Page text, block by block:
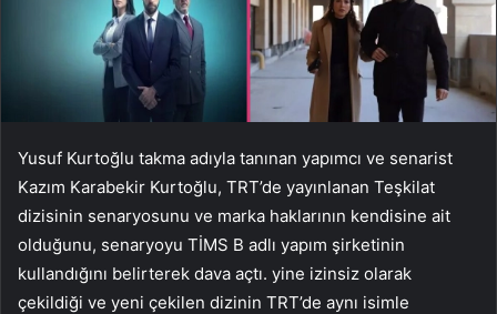
Yusuf Kurtoğlu takma adıyla tanınan yapımcı ve senarist
Kazım Karabekir Kurtoğlu, TRT’de yayınlanan Teşkilat
dizisinin senaryosunu ve marka haklarının kendisine ait
olduğunu, senaryoyu TİMS B adlı yapım şirketinin
kullandığını belirterek dava açtı. yine izinsiz olarak
çekildiği ve yeni çekilen dizinin TRT’de aynı isimle